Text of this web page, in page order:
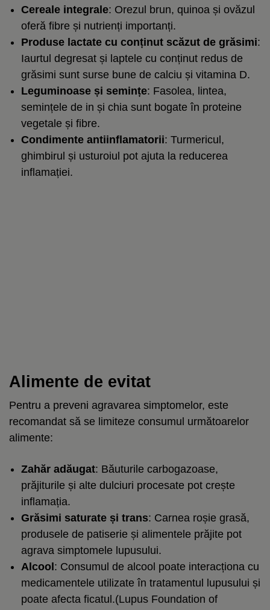
Cereale integrale: Orezul brun, quinoa și ovăzul
oferă fibre și nutrienți importanți.
Produse lactate cu conținut scăzut de grăsimi:
Iaurtul degresat și laptele cu conținut redus de
grăsimi sunt surse bune de calciu și vitamina D.
Leguminoase și semințe: Fasolea, lintea,
semințele de in și chia sunt bogate în proteine
vegetale și fibre.
Condimente antiinflamatorii: Turmericul,
ghimbirul și usturoiul pot ajuta la reducerea
inflamației.
Alimente de evitat
Pentru a preveni agravarea simptomelor, este
recomandat să se limiteze consumul următoarelor
alimente:
Zahăr adăugat: Băuturile carbogazoase,
prăjiturile și alte dulciuri procesate pot crește
inflamația.
Grăsimi saturate și trans: Carnea roșie grasă,
produsele de patiserie și alimentele prăjite pot
agrava simptomele lupusului.
Alcool: Consumul de alcool poate interacționa cu
medicamentele utilizate în tratamentul lupusului și
poate afecta ficatul.(Lupus Foundation of